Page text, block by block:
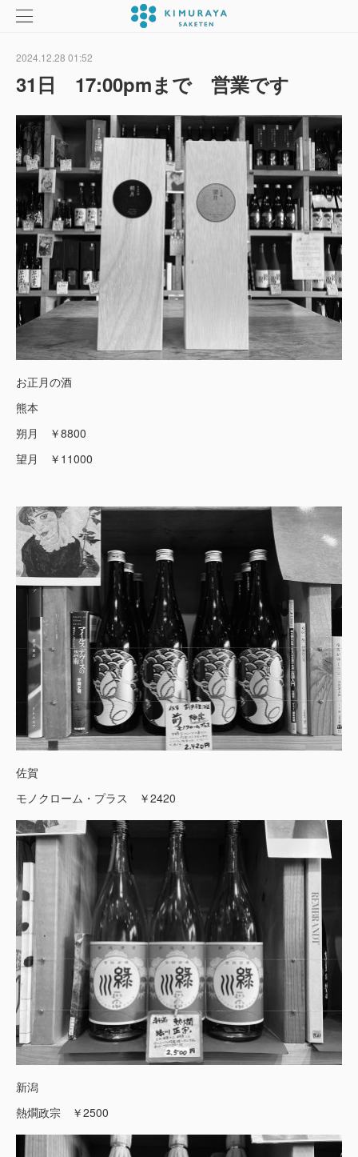
2024.12.28 01:52
31日 17:00pmまで 営業です
お正月の酒
熊本
朔月 ￥8800
望月 ￥11000
佐賀
モノクローム・プラス ￥2420
新潟
熱燗政宗 ￥2500